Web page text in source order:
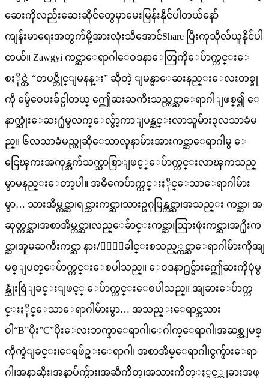
ဆေးကိုလည်းဆေးဆိုင်တွေမှာမေးမြန်းနိုင်ပါတယ်နော်
ကျန်းမာရေးအတွက်မို့အားလုံးသိအောင်Share ပြီးကုသိုလ်ယူနိုင်ပါ
တယ်။ Zawgyi ကင္ဆာေရာဂါေဝဒနာေတြကိုေပ်ာက္ကင္းေ
စႏိုင္တဲ့ “တပင္တိုင္ျမနန္း” ဆိုတဲ့ ျမန္မာေဆးနည္းေလးတစ္ခု
ကို မွ်ေဝေပးခ်င္ပါတယ္ ဤေဆးႀကီးသည္ကင္ဆာေရာဂါျဖစ္၍ ေ
နာက္ဆုံးေဆး႐ုံမွလက္ေလွ်ာ့ကာျပန္ဆင္းလာသူမ်ား၃လသာခံမ
ည္။ ၆လသာခံမည္ဟုဆိုေသာလူနာမ်ားအားကင္ဆာေရာဂါမွ ေ
ငြေၾကးအကုန္အက်သက္သာစြာျဖင့္ေပ်ာက္ကင္းလာၾကသည္
မွာမနည္းေတာ့ပါ။ အဓိကေပ်ာက္ကင္းႏိုင္ေသာေရာဂါမ်ား
မွာ… သားအိမ္ကင္ဆာ၊ရင္သားကင္ဆာ၊သားဥႁပြန္ကင္ဆာ၊အသည္း ကင္ဆာ၊ အ
ဆုတ္ကင္ဆာ၊အစာအိမ္ကင္ဆာ၊လည္ေခ်ာင္းကင္ဆာ၊သြားဖုံးကင္ဆာ၊အ႐ိုးက
င္ဆာ၊အူမႀကီးကင္ဆာ နား/ႏွာေခါင္းစသည့္ကင္ဆာေရာဂါမ်ားကိုအျ
မစ္ျပတ္ေပ်ာက္ကင္းေစပါသည္။ ေဝဒနာ႐ွင္မ်ားဤေဆးကိုပုံမွ
န္သုံးစြဲျခင္းျဖင့္ ေပ်ာက္ကင္းေစပါသည္။ အျခားေပ်ာက္က
င္းႏိုင္ေသာေရာဂါမ်ားမွာ… အသည္းေရာင္အသား
ဝါ“B”ပိုး”C”ပိုးေလးဘက္နာေရာဂါ၊ေဂါက္ေရာဂါ၊အဆစ္အျမစ္
ကိုက္ခဲျခင္း၊ေရဖ်ဥ္းေရာဂါ၊ အစာအိမ္ေရာဂါ၊ငွက္ဖ်ားေရာ
ဂါ၊အနာဆိုး၊အနာပ်က္မ်ား၊အဆီက်ိတ္၊အသားက်ိတ္ႏွင့္အျခားအဖု